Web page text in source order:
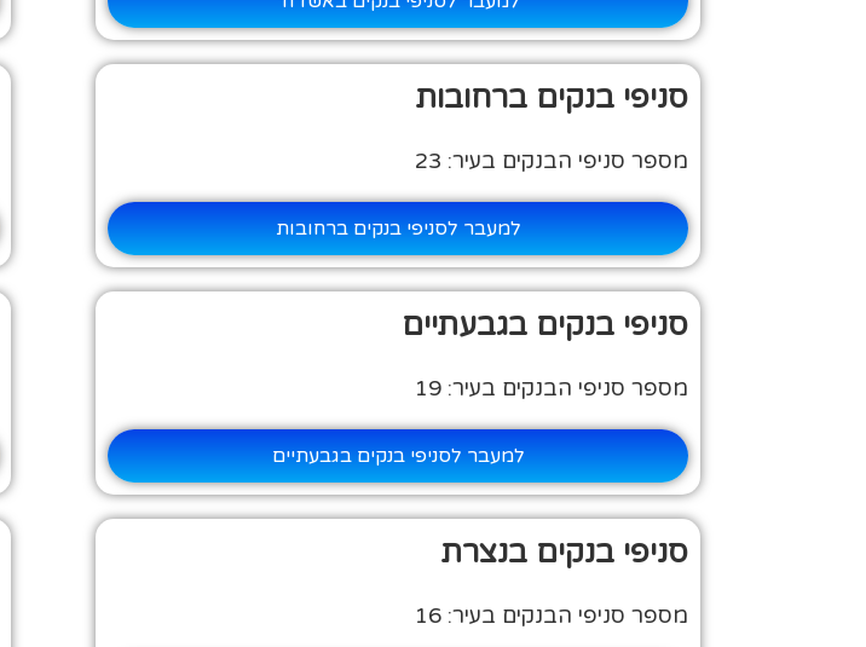
סניפי בנקים ברחובות
מספר סניפי הבנקים בעיר: 23
למעבר לסניפי בנקים ברחובות
סניפי בנקים בגבעתיים
מספר סניפי הבנקים בעיר: 19
למעבר לסניפי בנקים בגבעתיים
סניפי בנקים בנצרת
מספר סניפי הבנקים בעיר: 16